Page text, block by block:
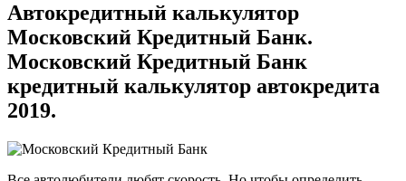
Автокредитный калькулятор
Московский Кредитный Банк.
Московский Кредитный Банк
кредитный калькулятор автокредита
2019.